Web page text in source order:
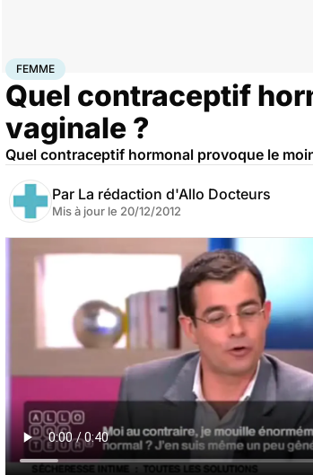
AccueilBien-être
FEMME
Quel contraceptif
vaginale ?
Quel contraceptif hormonal provoque le
Par La rédaction d'Allo Docteurs
Mis à jour le 20/12/2012